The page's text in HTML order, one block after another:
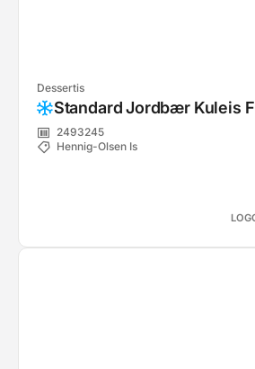
Dessertis
Standard Jordbær Kuleis
2493245
Hennig-Olsen Is